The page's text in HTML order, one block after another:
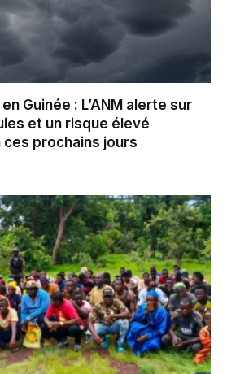
Guinée : L’ANM alerte sur
et un risque élevé
ces prochains jours